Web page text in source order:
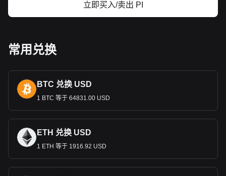
四世和后来的维多利亚女王肖像的硬币。
银币，在19世纪，由于欧洲和美国发现了大量的白银储备，卢
货币，直到1950
体系，一卢比分为
印度卢比纸币和硬币
目前的印度货币包括各种面值的纸币，如
50卢比、100卢比、200卢比、
额都有自己独特的配色方案和设计元素，很容易区分。硬币的
面值较小，有1卢比、2卢比、5卢比和10卢比，由各种金属铸
造，还采用了代表印度文化和历史精神的标志性设计。
经济影响和汇率管理
2016年的“废钞令”旨在打击地下经济，遏制非法活动融资。此
立即买入/卖出 PI
常用兑换
BTC 兑换 USD
1 BTC 等于 64831.00 USD
ETH 兑换 USD
1 ETH 等于 1916.92 USD